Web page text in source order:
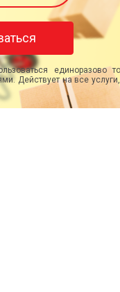
единоразово
Действует на все